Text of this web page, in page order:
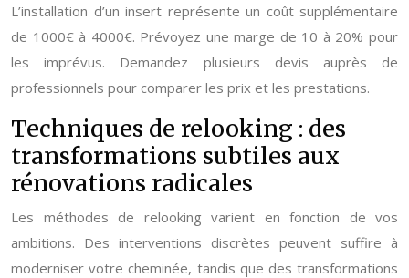
L’installation d’un insert représente un coût supplémentaire
de 1000€ à 4000€. Prévoyez une marge de 10 à 20% pour
les imprévus. Demandez plusieurs devis auprès de
professionnels pour comparer les prix et les prestations.
Techniques de relooking : des
transformations subtiles aux
rénovations radicales
Les méthodes de relooking varient en fonction de vos
ambitions. Des interventions discrètes peuvent suffire à
moderniser votre cheminée, tandis que des transformations